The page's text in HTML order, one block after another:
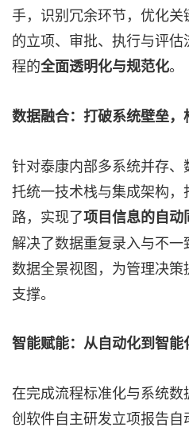
手，识别冗余环节，优化
的立项、审批、执行与评
程的全面透明化与规范化。
数据融合：打破系统壁垒
针对泰康内部多系统并存
托统一技术栈与集成架构
路，实现了项目信息的自
解决了数据重复录入与不
数据全景视图，为管理决
支撑。
智能赋能：从自动化到智能
在完成流程标准化与系统
创软件自主研发立项报告